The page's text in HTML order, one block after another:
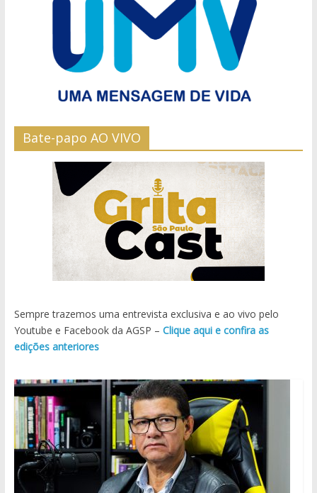
Bate-papo AO VIVO
Sempre trazemos uma entrevista exclusiva e ao vivo pelo
Youtube e Facebook da AGSP – Clique aqui e confira as
edições anteriores